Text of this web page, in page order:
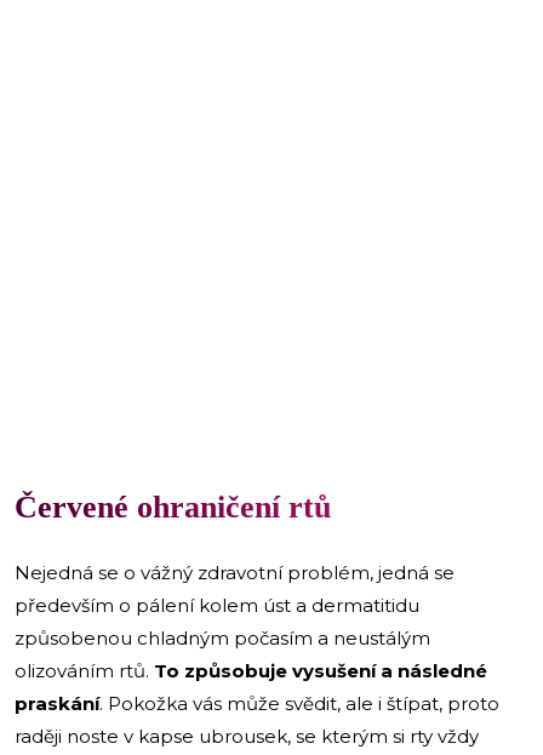
Červené ohraničení rtů
Nejedná se o vážný zdravotní problém, jedná se
především o pálení kolem úst a dermatitidu
způsobenou chladným počasím a neustálým
olizováním rtů. To způsobuje vysušení a následné
praskání. Pokožka vás může svědit, ale i štípat, proto
raději noste v kapse ubrousek, se kterým si rty vždy